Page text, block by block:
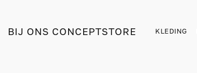
BIJ ONS CONCEPTSTORE KLEDING